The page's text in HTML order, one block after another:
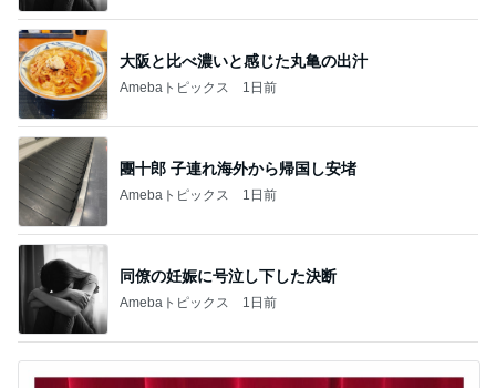
大阪と比べ濃いと感じた丸亀の出汁
Amebaトピックス 1日前
團十郎 子連れ海外から帰国し安堵
Amebaトピックス 1日前
同僚の妊娠に号泣し下した決断
Amebaトピックス 1日前